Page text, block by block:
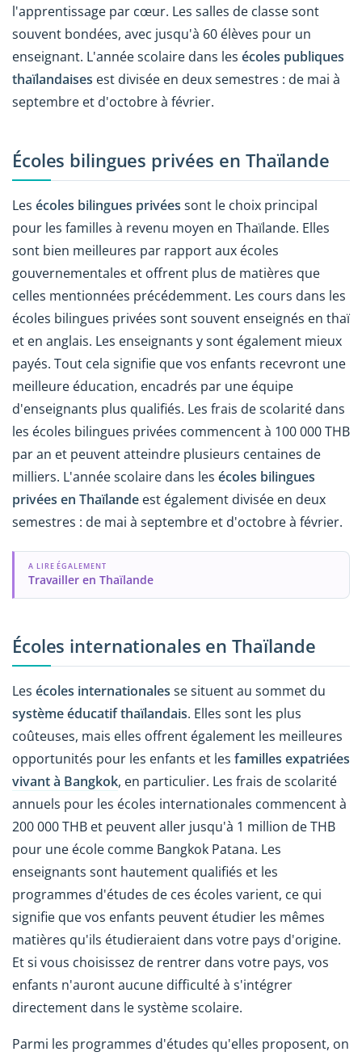
l'apprentissage par cœur. Les salles de classe sont
souvent bondées, avec jusqu'à 60 élèves pour un
enseignant. L'année scolaire dans les écoles publiques
thaïlandaises est divisée en deux semestres : de mai à
septembre et d'octobre à février.
Écoles bilingues privées en Thaïlande
Les écoles bilingues privées sont le choix principal
pour les familles à revenu moyen en Thaïlande. Elles
sont bien meilleures par rapport aux écoles
gouvernementales et offrent plus de matières que
celles mentionnées précédemment. Les cours dans les
écoles bilingues privées sont souvent enseignés en thaï
et en anglais. Les enseignants y sont également mieux
payés. Tout cela signifie que vos enfants recevront une
meilleure éducation, encadrés par une équipe
d'enseignants plus qualifiés. Les frais de scolarité dans
les écoles bilingues privées commencent à 100 000 THB
par an et peuvent atteindre plusieurs centaines de
milliers. L'année scolaire dans les écoles bilingues
privées en Thaïlande est également divisée en deux
semestres : de mai à septembre et d'octobre à février.
A LIRE ÉGALEMENT
Travailler en Thaïlande
Écoles internationales en Thaïlande
Les écoles internationales se situent au sommet du
système éducatif thaïlandais. Elles sont les plus
coûteuses, mais elles offrent également les meilleures
opportunités pour les enfants et les familles expatriées
vivant à Bangkok, en particulier. Les frais de scolarité
annuels pour les écoles internationales commencent à
200 000 THB et peuvent aller jusqu'à 1 million de THB
pour une école comme Bangkok Patana. Les
enseignants sont hautement qualifiés et les
programmes d'études de ces écoles varient, ce qui
signifie que vos enfants peuvent étudier les mêmes
matières qu'ils étudieraient dans votre pays d'origine.
Et si vous choisissez de rentrer dans votre pays, vos
enfants n'auront aucune difficulté à s'intégrer
directement dans le système scolaire.
Parmi les programmes d'études qu'elles proposent, on